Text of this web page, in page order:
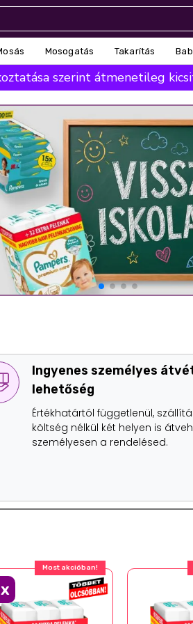
Mosogatás Takarítás
szerint átmenetileg
Rugalmas
Telefonon és emailben is elérhető
ügyfélszolgálat, ahol saját
fogadják a megkereséseket, akik
megoldást találnak az egyedi
problémákra.
Most akcióban!
x